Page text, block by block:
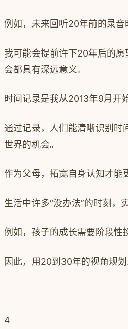
例如，未来回听20年前的录音
我可能会提前许下20年后的
会都具有深远意义。
时间记录是我从2013年9月开
通过记录，人们能清晰识别
世界的机会。
作为父母，拓宽自身认知才能
生活中许多“没办法”的时刻，
例如，孩子的成长需要阶段性
因此，用20到30年的视角规
4